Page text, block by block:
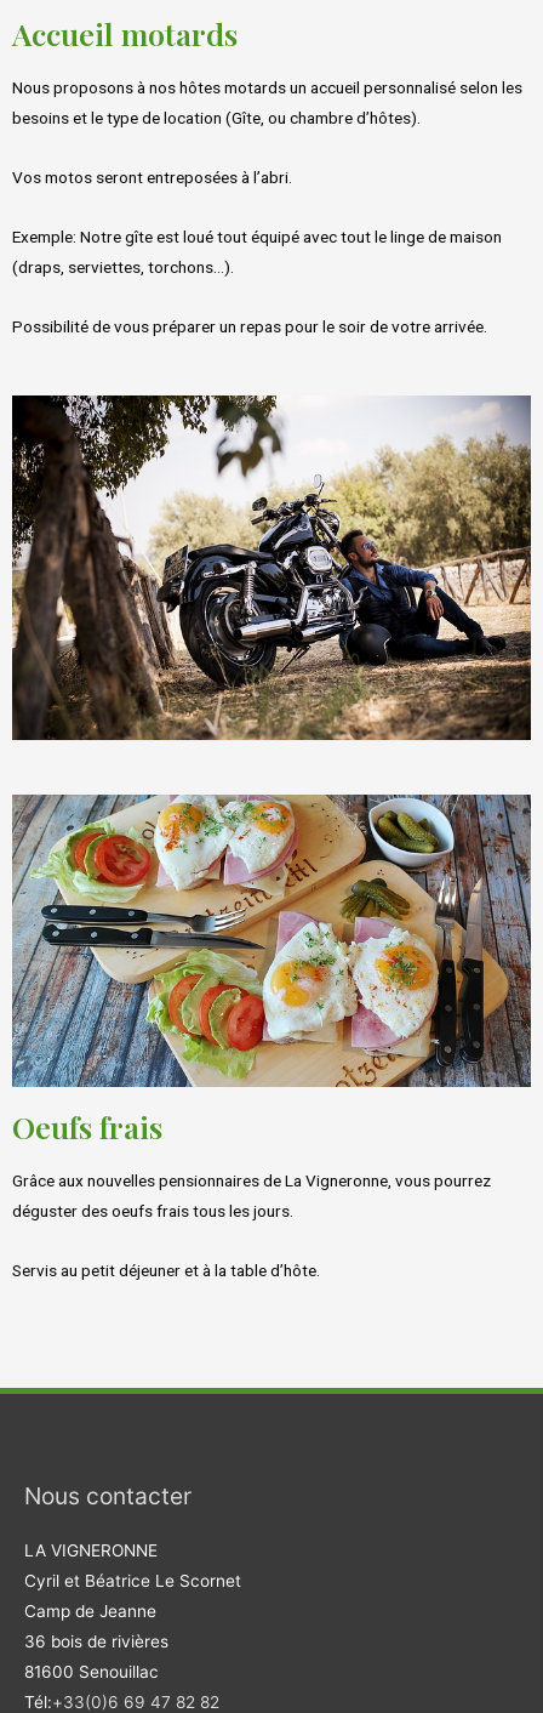
Accueil motards
Nous proposons à nos hôtes motards un accueil personnalisé selon les
besoins et le type de location (Gîte, ou chambre d’hôtes).
Vos motos seront entreposées à l’abri.
Exemple: Notre gîte est loué tout équipé avec tout le linge de maison
(draps, serviettes, torchons…).
Possibilité de vous préparer un repas pour le soir de votre arrivée.
Oeufs frais
Grâce aux nouvelles pensionnaires de La Vigneronne, vous pourrez
déguster des oeufs frais tous les jours.
Servis au petit déjeuner et à la table d’hôte.
Nous contacter
LA VIGNERONNE
Cyril et Béatrice Le Scornet
Camp de Jeanne
36 bois de rivières
81600 Senouillac
Tél:+33(0)6 69 47 82 82